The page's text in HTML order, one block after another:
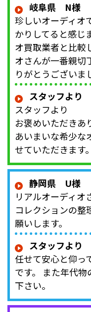
岐阜県 N様
珍しいオーディオ
かりしてると感じ
オ買取業者と比較
オさんが一番親切
りがとうございま
スタッフより
スタッフより
お褒めいただきあ
あいまいな希少な
せていただきます。
静岡県 U様
リアルオーディオ
コレクションの整
願いします。
スタッフより
任せて安心と仰っ
です。 また年代
下さい。